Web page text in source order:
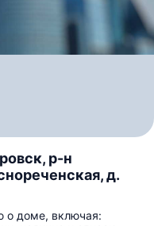
р-н
д.
о доме, включая: